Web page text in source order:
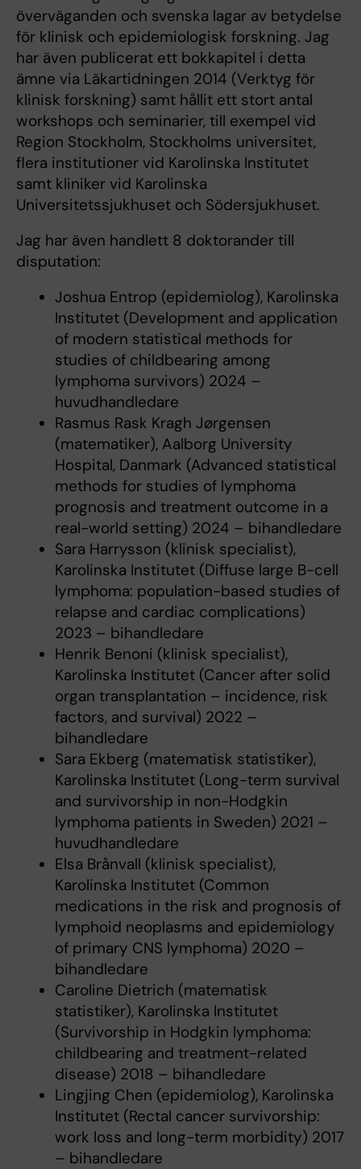
överväganden och svenska lagar av betydelse
för klinisk och epidemiologisk forskning. Jag
har även publicerat ett bokkapitel i detta
ämne via Läkartidningen 2014 (Verktyg för
klinisk forskning) samt hållit ett stort antal
workshops och seminarier, till exempel vid
Region Stockholm, Stockholms universitet,
flera institutioner vid Karolinska Institutet
samt kliniker vid Karolinska
Universitetssjukhuset och Södersjukhuset.
Jag har även handlett 8 doktorander till
disputation:
Joshua Entrop (epidemiolog), Karolinska
Institutet (Development and application
of modern statistical methods for
studies of childbearing among
lymphoma survivors) 2024 –
huvudhandledare
Rasmus Rask Kragh Jørgensen
(matematiker), Aalborg University
Hospital, Danmark (Advanced statistical
methods for studies of lymphoma
prognosis and treatment outcome in a
real-world setting) 2024 – bihandledare
Sara Harrysson (klinisk specialist),
Karolinska Institutet (Diffuse large B-cell
lymphoma: population-based studies of
relapse and cardiac complications)
2023 – bihandledare
Henrik Benoni (klinisk specialist),
Karolinska Institutet (Cancer after solid
organ transplantation – incidence, risk
factors, and survival) 2022 –
bihandledare
Sara Ekberg (matematisk statistiker),
Karolinska Institutet (Long-term survival
and survivorship in non-Hodgkin
lymphoma patients in Sweden) 2021 –
huvudhandledare
Elsa Brånvall (klinisk specialist),
Karolinska Institutet (Common
medications in the risk and prognosis of
lymphoid neoplasms and epidemiology
of primary CNS lymphoma) 2020 –
bihandledare
Caroline Dietrich (matematisk
statistiker), Karolinska Institutet
(Survivorship in Hodgkin lymphoma:
childbearing and treatment-related
disease) 2018 – bihandledare
Lingjing Chen (epidemiolog), Karolinska
Institutet (Rectal cancer survivorship:
work loss and long-term morbidity) 2017
– bihandledare